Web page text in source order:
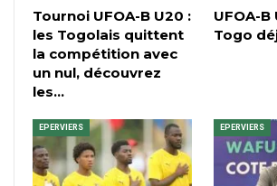
Tournoi UFOA-B U20 :
les Togolais quittent
la compétition avec
un nul, découvrez
les…
UFOA-B
Togo
EPERVIERS EPERVIERS